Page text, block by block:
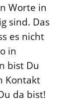
Worte in
sind. Das
es nicht
in
bist Du
Kontakt
da bist!